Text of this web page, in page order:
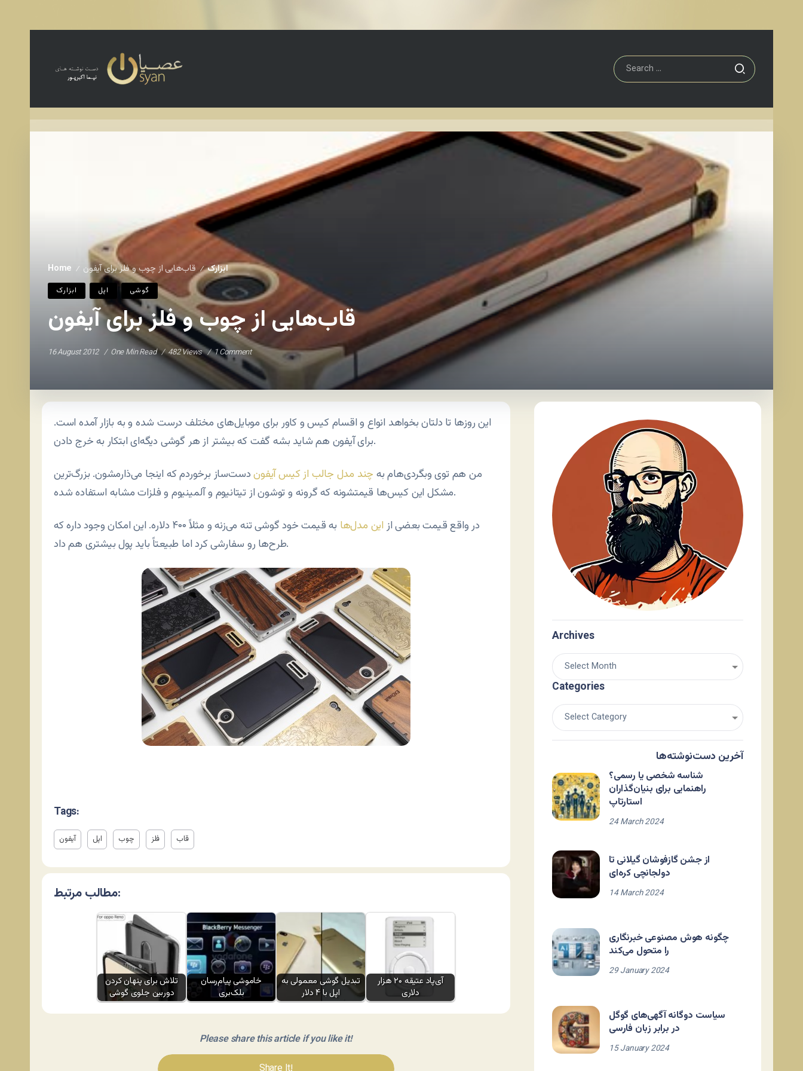
Home / ابزارک / قاب‌هایی از چوب و فلز برای آیفون
ابزارک اپل گوشی
قاب‌هایی از چوب و فلز برای آیفون
16 August 2012 One Min Read 482 Views 1 Comment
این روزها تا دلتان بخواهد انواع و اقسام کیس و کاور برای موبایل‌های مختلف درست شده و به بازار آمده است.
برای آیفون هم شاید بشه گفت که بیشتر از هر گوشی دیگه‌ای ابتکار به خرج دادن.
من هم توی وبگردی‌هام به چند مدل جالب از کیس آیفوندست‌ساز برخوردم که اینجا می‌ذارمشون. بزرگ‌ترین
مشکل این کیس‌ها قیمتشونه که گرونه و توشون از تیتانیوم و آلمینیوم و فلزات مشابه استفاده شده.
در واقع قیمت بعضی از این مدل‌ها
به قیمت خود گوشی تنه می‌زنه و مثلاً ۴۰۰ دلاره. این امکان وجود داره که
طرح‌ها رو سفارشی کرد اما طبیعتاً باید پول بیشتری هم داد.
Tags:
آیفون اپل چوب فلز قاب
مطالب مرتبط:
تلاش برای پنهان کردن
دوربین جلوی گوشی
خاموشی پیام‌رسان
بلک‌بری
تبدیل گوشی معمولی به
اپل با ۴ دلار
آی‌پاد عتیقه ۲۰ هزار
دلاری
Please share this article if you like it!
Archives
Categories
آخرین دست‌نوشته‌ها
شناسه شخصی یا رسمی؟
راهنمایی برای بنیان‌گذاران
استارتاپ
24 March 2024
از جشن گازفوشان گیلانی تا
دولجانچی کره‌ای
14 March 2024
چگونه هوش مصنوعی خبرنگاری
را متحول می‌کند
29 January 2024
سیاست دوگانه آگهی‌های گوگل
در برابر زبان فارسی
15 January 2024